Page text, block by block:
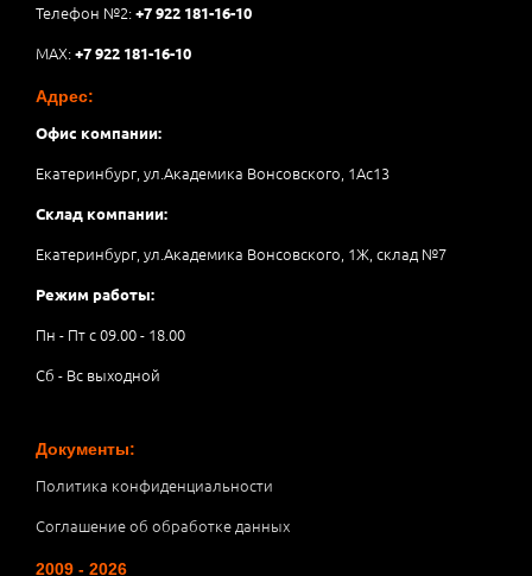
Телефон №2:+7 922 181-16-10
MAX:+7 922 181-16-10
Адрес:
Офис компании:
Екатеринбург, ул.Академика Вонсовского, 1Аc13
Склад компании:
Екатеринбург, ул.Академика Вонсовского, 1Ж, склад №7
Режим работы:
Пн - Пт с 09.00 - 18.00
Сб - Вс выходной
Документы:
Политика конфиденциальности
Соглашение об обработке данных
2009 - 2026